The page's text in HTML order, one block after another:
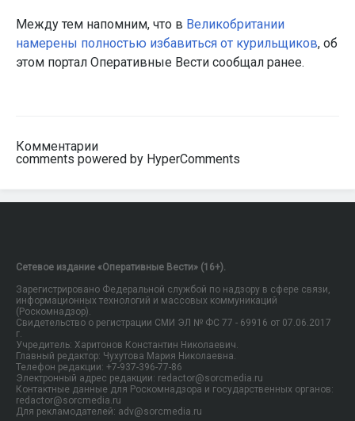
Между тем напомним, что в Великобритании
намерены полностью избавиться от курильщиков, об
этом портал Оперативные Вести сообщал ранее.
Комментарии
comments powered by HyperComments
Сетевое издание «Оперативные Вести» (16+).
Зарегистрировано Федеральной службой по надзору в сфере связи,
информационных технологий и массовых коммуникаций
(Роскомнадзор).
Свидетельство о регистрации СМИ ЭЛ № ФС 77 - 69916 от 07.06.2017
г.
Учредитель: Харитонов Константин Николаевич.
Главный редактор: Чухутова Мария Николаевна.
Телефон редакции: +7-937-396-77-86
Электронный адрес редакции: redactor@sorcmedia.ru
Контактные данные для Роскомнадзора и государственных органов:
redactor@sorcmedia.ru
Для рекламодателей: adv@sorcmedia.ru